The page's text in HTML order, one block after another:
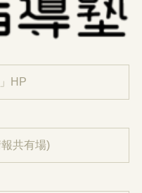
HP
共有場)